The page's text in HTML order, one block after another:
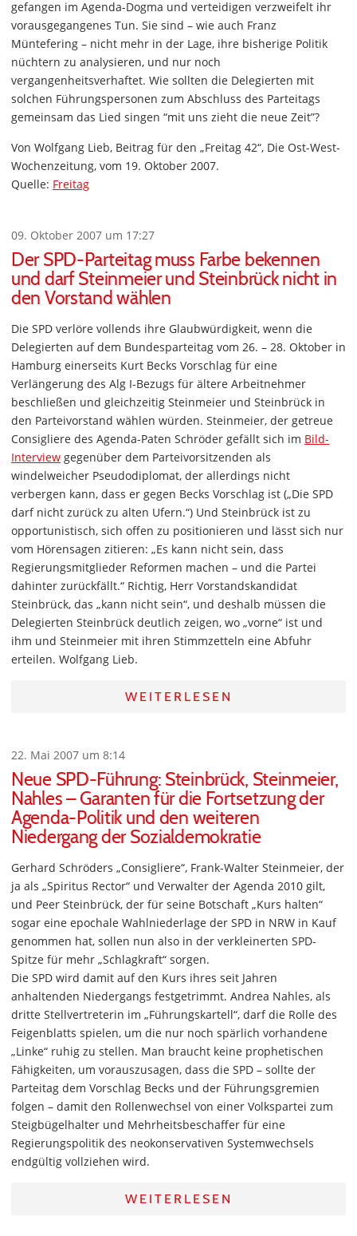
gefangen im Agenda-Dogma und verteidigen verzweifelt ihr
vorausgegangenes Tun. Sie sind – wie auch Franz
Müntefering – nicht mehr in der Lage, ihre bisherige Politik
nüchtern zu analysieren, und nur noch
vergangenheitsverhaftet. Wie sollten die Delegierten mit
solchen Führungspersonen zum Abschluss des Parteitags
gemeinsam das Lied singen “mit uns zieht die neue Zeit”?
Von Wolfgang Lieb, Beitrag für den „Freitag 42“, Die Ost-West-
Wochenzeitung, vom 19. Oktober 2007.
Quelle: Freitag
09. Oktober 2007 um 17:27
Der SPD-Parteitag muss Farbe bekennen
und darf Steinmeier und Steinbrück nicht in
den Vorstand wählen
Die SPD verlöre vollends ihre Glaubwürdigkeit, wenn die
Delegierten auf dem Bundesparteitag vom 26. – 28. Oktober in
Hamburg einerseits Kurt Becks Vorschlag für eine
Verlängerung des Alg I-Bezugs für ältere Arbeitnehmer
beschließen und gleichzeitig Steinmeier und Steinbrück in
den Parteivorstand wählen würden. Steinmeier, der getreue
Consigliere des Agenda-Paten Schröder gefällt sich im Bild-
Interview gegenüber dem Parteivorsitzenden als
windelweicher Pseudodiplomat, der allerdings nicht
verbergen kann, dass er gegen Becks Vorschlag ist („Die SPD
darf nicht zurück zu alten Ufern.“) Und Steinbrück ist zu
opportunistisch, sich offen zu positionieren und lässt sich nur
vom Hörensagen zitieren: „Es kann nicht sein, dass
Regierungsmitglieder Reformen machen – und die Partei
dahinter zurückfällt.“ Richtig, Herr Vorstandskandidat
Steinbrück, das „kann nicht sein“, und deshalb müssen die
Delegierten Steinbrück deutlich zeigen, wo „vorne“ ist und
ihm und Steinmeier mit ihren Stimmzetteln eine Abfuhr
erteilen. Wolfgang Lieb.
WEITERLESEN
22. Mai 2007 um 8:14
Neue SPD-Führung: Steinbrück, Steinmeier,
Nahles – Garanten für die Fortsetzung der
Agenda-Politik und den weiteren
Niedergang der Sozialdemokratie
Gerhard Schröders „Consigliere“, Frank-Walter Steinmeier, der
ja als „Spiritus Rector“ und Verwalter der Agenda 2010 gilt,
und Peer Steinbrück, der für seine Botschaft „Kurs halten“
sogar eine epochale Wahlniederlage der SPD in NRW in Kauf
genommen hat, sollen nun also in der verkleinerten SPD-
Spitze für mehr „Schlagkraft“ sorgen.
Die SPD wird damit auf den Kurs ihres seit Jahren
anhaltenden Niedergangs festgetrimmt. Andrea Nahles, als
dritte Stellvertreterin im „Führungskartell“, darf die Rolle des
Feigenblatts spielen, um die nur noch spärlich vorhandene
„Linke“ ruhig zu stellen. Man braucht keine prophetischen
Fähigkeiten, um vorauszusagen, dass die SPD – sollte der
Parteitag dem Vorschlag Becks und der Führungsgremien
folgen – damit den Rollenwechsel von einer Volkspartei zum
Steigbügelhalter und Mehrheitsbeschaffer für eine
Regierungspolitik des neokonservativen Systemwechsels
endgültig vollziehen wird.
WEITERLESEN